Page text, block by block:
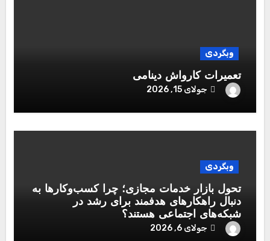
وبگردی
تعمیرات کارواش دینامی
جولای 15, 2026
وبگردی
تحول بازار خدمات مجازی؛ چرا کسب‌وکارها به
دنبال راهکارهای هدفمند برای رشد در
شبکه‌های اجتماعی هستند؟
جولای 6, 2026